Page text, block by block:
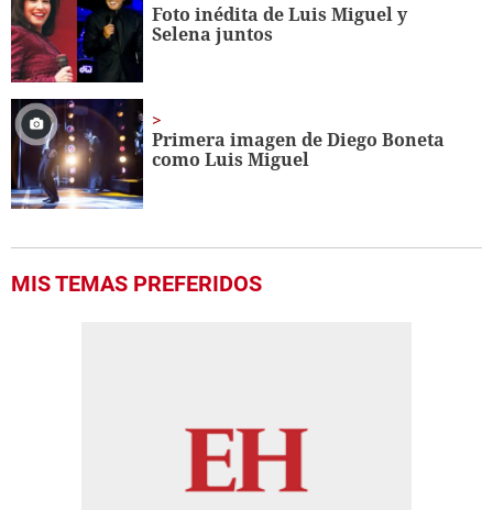
Foto inédita de Luis Miguel y
Selena juntos
Primera imagen de Diego Boneta
como Luis Miguel
MIS TEMAS PREFERIDOS